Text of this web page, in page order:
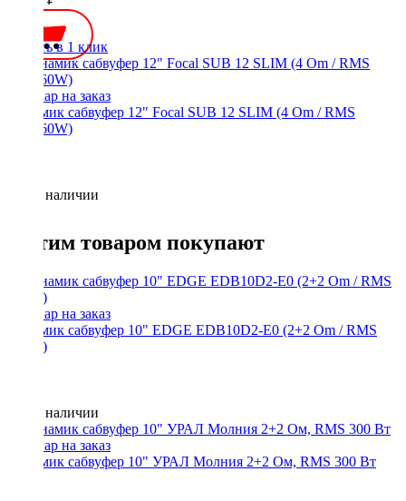
Купить в 1 клик
Динамик сабвуфер 12" Focal SUB 12 SLIM (4 Om / RMS
280/560W)
Нет в наличии
С этим товаром покупают
Динамик сабвуфер 10" EDGE EDB10D2-E0 (2+2 Om / RMS
500W)
Нет в наличии
Динамик сабвуфер 10" УРАЛ Молния 2+2 Ом, RMS 300 Вт